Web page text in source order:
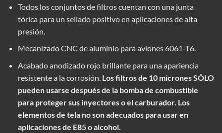
Todos los conjuntos de filtros cuentan con una junta
tórica para un sellado positivo en aplicaciones de alta
presión.
Mecanizado CNC de aluminio para aviones 6061-T6.
Acabado anodizado rojo brillante para una apariencia
resistente a la corrosión. Los filtros de 10 micrones SÓLO
pueden usarse después de la bomba de combustible
para proteger sus inyectores o el carburador. Los
elementos de tela no son adecuados para usar en
aplicaciones de E85 o alcohol.